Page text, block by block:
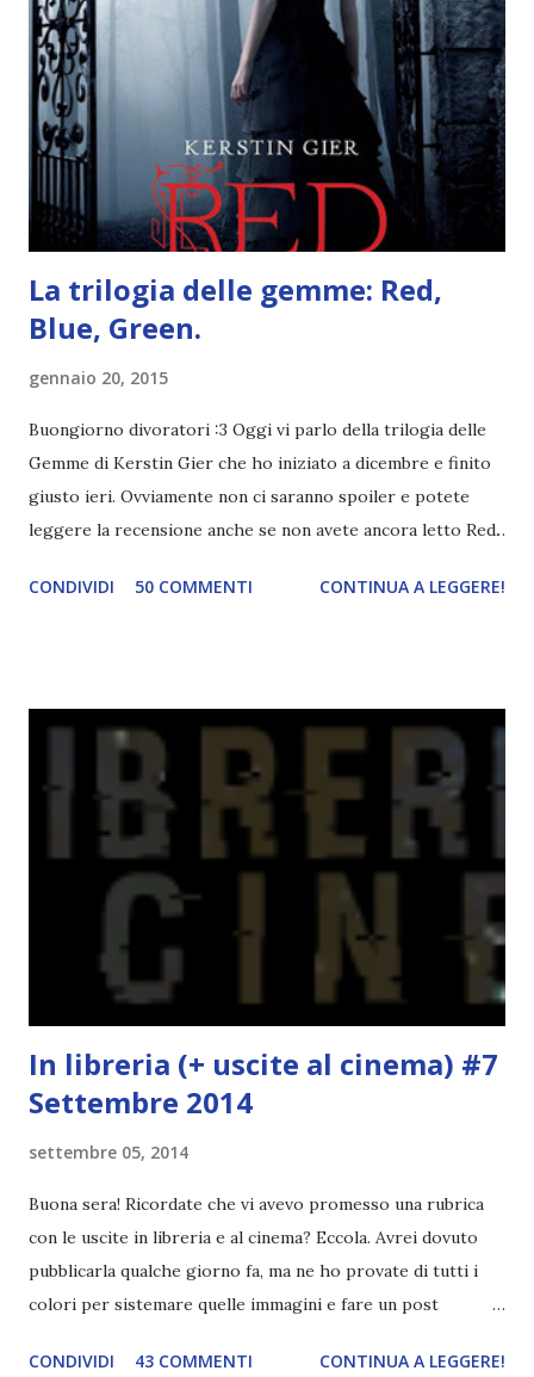
L'Oceania è circondata dal mare! Un libro nel quale il mare è
l'elemento fondamentale. Un libro sulle sirene, un libro con
protagonisti dei surfisti.. un libro importante nella storia
della letteratura australiana, neozelandese, ecc . l'Oceania
è ricca di natura! Leggete un libro con una cover molto, ...
La trilogia delle gemme: Red,
Blue, Green.
gennaio 20, 2015
Buongiorno divoratori :3 Oggi vi parlo della trilogia delle
Gemme di Kerstin Gier che ho iniziato a dicembre e finito
giusto ieri. Ovviamente non ci saranno spoiler e potete
leggere la recensione anche se non avete ancora letto Red.
Green sono state delle letture molto piacevoli ma non
potete capire le mie aspettative! Innanzitutto, se la Gier o
probabilmente lo avrei apprezzato molto di più. Red è
molto introduttivo, nel senso che in trecento pagine non
succede un bel niente. E non ha nemmeno un finale ._.
finisce esattamente nel bel mezzo della storia (anzi, quale
"mezzo" della storia? Questa storia ha praticamente solo
CONDIVIDI 50 COMMENTI CONTINUA A LEGGERE!
In libreria (+ uscite al cinema) #7
Settembre 2014
settembre 05, 2014
Buona sera! Ricordate che vi avevo promesso una rubrica
con le uscite in libreria e al cinema? Eccola. Avrei dovuto
pubblicarla qualche giorno fa, ma ne ho provate di tutti i
colori per sistemare quelle immagini e fare un post
leggere la trama cliccate sulla copertina. Vi ho segnalato
CONDIVIDI 43 COMMENTI CONTINUA A LEGGERE!